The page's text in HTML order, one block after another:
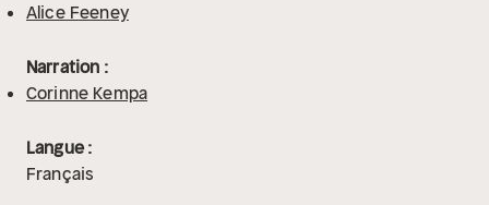
Alice Feeney
Narration :
Corinne Kempa
Langue :
Français